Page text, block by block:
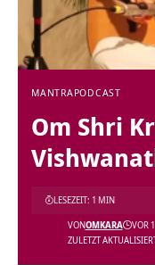
MANTRAPODCAST
Om Shri
ZULETZT
VONOMKARA VOR
LESEZEIT: 1 MIN